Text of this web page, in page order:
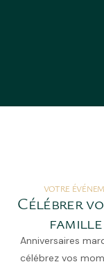
VOTRE
Célébrer
famille
Anniversaires
célébrez vos